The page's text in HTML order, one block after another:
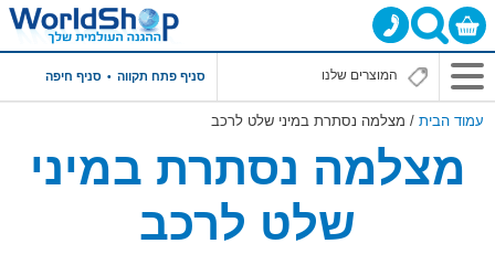
סניף פתח תקווה סניף חיפה
עמוד הבית / מצלמה נסתרת במיני שלט לרכב
מצלמה נסתרת במיני
שלט לרכב